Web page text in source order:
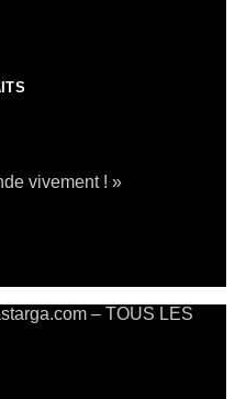
vivement ! »
– TOUS LES